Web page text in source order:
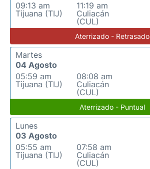
09:13 am
Tijuana (TIJ)
11:19 am
Culiacán
(CUL)
Aterrizado - Retrasado
Martes
04 Agosto
05:59 am
Tijuana (TIJ)
08:08 am
Culiacán
(CUL)
Aterrizado - Puntual
Lunes
03 Agosto
05:55 am
Tijuana (TIJ)
07:58 am
Culiacán
(CUL)